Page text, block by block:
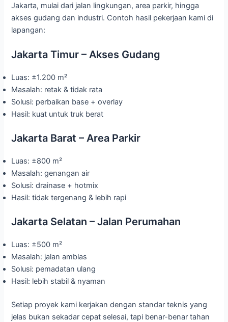
Jakarta, mulai dari jalan lingkungan, area parkir, hingga
akses gudang dan industri. Contoh hasil pekerjaan kami di
lapangan:
Jakarta Timur – Akses Gudang
Luas: ±1.200 m²
Masalah: retak & tidak rata
Solusi: perbaikan base + overlay
Hasil: kuat untuk truk berat
Jakarta Barat – Area Parkir
Luas: ±800 m²
Masalah: genangan air
Solusi: drainase + hotmix
Hasil: tidak tergenang & lebih rapi
Jakarta Selatan – Jalan Perumahan
Luas: ±500 m²
Masalah: jalan amblas
Solusi: pemadatan ulang
Hasil: lebih stabil & nyaman
Setiap proyek kami kerjakan dengan standar teknis yang
jelas bukan sekadar cepat selesai, tapi benar-benar tahan